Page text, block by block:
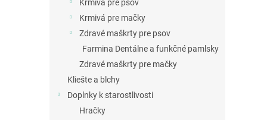
Krmivá pre psov
Krmivá pre mačky
Zdravé maškrty pre psov
Farmina Dentálne a funkčné pamlsky
Zdravé maškrty pre mačky
Kliešte a blchy
Doplnky k starostlivosti
Hračky